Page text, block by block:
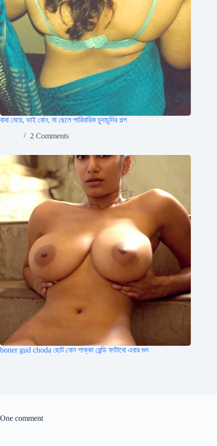
বাবা মেয়ে, ভাই বোন, মা ছেলে পারিবারিক চুদাচুদির গল্প
2 Comments
boner gud choda ছোট বোন পাক্কা রেন্ডি ফাটাবো এবার গুদ
One comment